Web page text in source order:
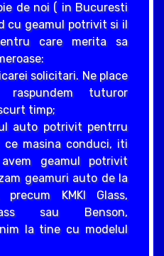
de noi ( in Bucuresti
cu geamul potrivit si il
care merita sa
solicitari. Ne place
tuturor
timp;
auto potrivit pentrru
masina conduci, iti
geamul potrivit
geamuri auto de la
KMKI Glass,
sau Benson,
la tine cu modelul